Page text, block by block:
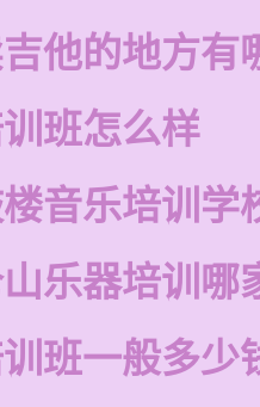
他的地方有
班怎么样
音乐培训学
乐器培训哪
班一般多少